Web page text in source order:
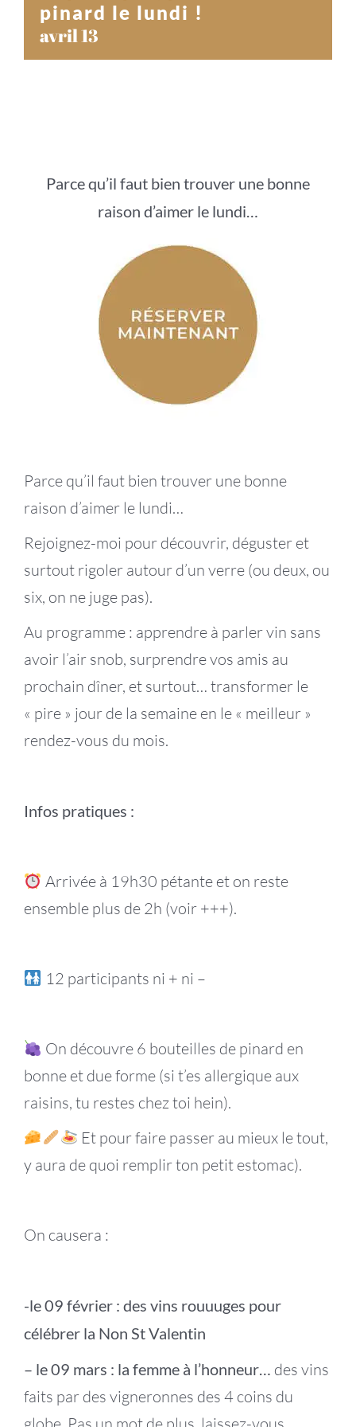
pinard le lundi !
avril 13
Parce qu’il faut bien trouver une bonne
raison d’aimer le lundi…
Parce qu’il faut bien trouver une bonne
raison d’aimer le lundi…
Rejoignez-moi pour découvrir, déguster et
surtout rigoler autour d’un verre (ou deux, ou
six, on ne juge pas).
Au programme : apprendre à parler vin sans
avoir l’air snob, surprendre vos amis au
prochain dîner, et surtout… transformer le
« pire » jour de la semaine en le « meilleur »
rendez-vous du mois.
Infos pratiques :
Arrivée à 19h30 pétante et on reste
ensemble plus de 2h (voir +++).
12 participants ni + ni –
On découvre 6 bouteilles de pinard en
bonne et due forme (si t’es allergique aux
raisins, tu restes chez toi hein).
Et pour faire passer au mieux le tout,
y aura de quoi remplir ton petit estomac).
On causera :
-le 09 février : des vins rouuuges pour
célébrer la Non St Valentin
– le 09 mars : la femme à l’honneur… des vins
faits par des vigneronnes des 4 coins du